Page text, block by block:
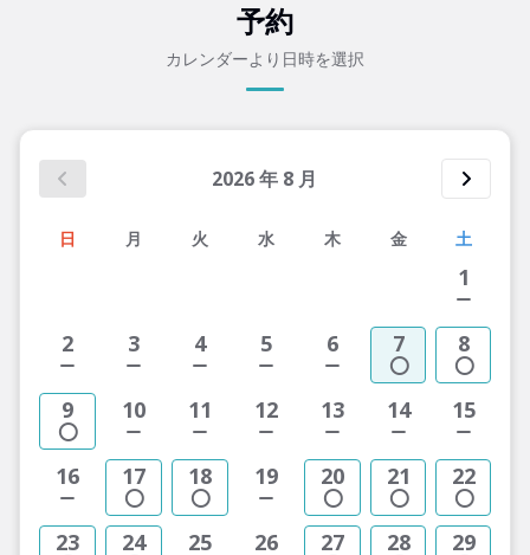
予約
カレンダーより日時を選択
2026年 8月
日 月 火 水 木 金 土
1
2 3 4 5 6 7 8
9 10 11 12 13 14 15
16 17 18 19 20 21 22
23 24 25 26 27 28 29